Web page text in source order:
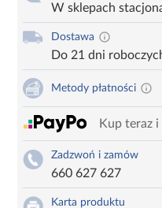
W sklepach
Dostawa
Do 21 dni
Metody płatności
Kup teraz i
Zadzwoń i zamów
660 627 627
Karta produktu